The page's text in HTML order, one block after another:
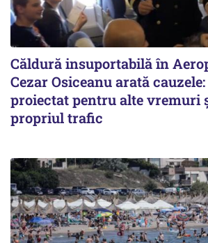
Căldură insuportabilă în
Cezar Osiceanu arată
proiectat pentru alte vremuri
propriul trafic